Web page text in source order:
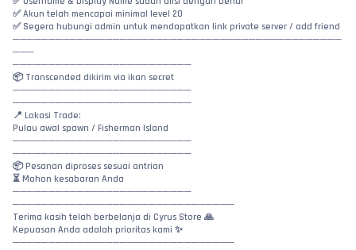
✅ Akun telah mencapai minimal level 20
✅ Segera hubungi admin untuk mendapatkan link private server / add friend
──────────────────────────────────────────────
───
─────────────────────────
📦 Transcended dikirim via ikan secret
─────────────────────────
─────────────────────────
📍 Lokasi Trade:
Pulau awal spawn / Fisherman Island
─────────────────────────
─────────────────────────
📦 Pesanan diproses sesuai antrian
⏳ Mohon kesabaran Anda
─────────────────────────
───────────────────────────────
Terima kasih telah berbelanja di Cyrus Store 🙏
Kepuasan Anda adalah prioritas kami ✨
───────────────────────────────